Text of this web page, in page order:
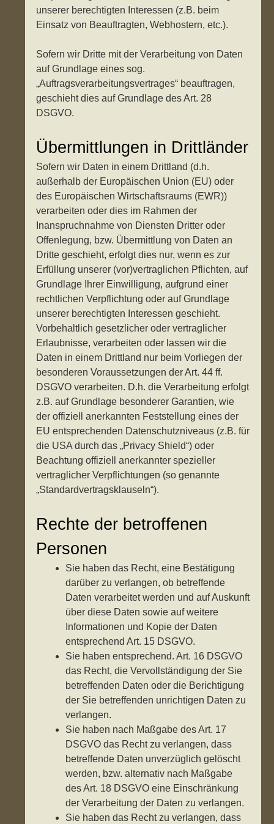
unserer berechtigten Interessen (z.B. beim
Einsatz von Beauftragten, Webhostern, etc.).
Sofern wir Dritte mit der Verarbeitung von Daten
auf Grundlage eines sog.
„Auftragsverarbeitungsvertrages“ beauftragen,
geschieht dies auf Grundlage des Art. 28
DSGVO.
Übermittlungen in Drittländer
Sofern wir Daten in einem Drittland (d.h.
außerhalb der Europäischen Union (EU) oder
des Europäischen Wirtschaftsraums (EWR))
verarbeiten oder dies im Rahmen der
Inanspruchnahme von Diensten Dritter oder
Offenlegung, bzw. Übermittlung von Daten an
Dritte geschieht, erfolgt dies nur, wenn es zur
Erfüllung unserer (vor)vertraglichen Pflichten, auf
Grundlage Ihrer Einwilligung, aufgrund einer
rechtlichen Verpflichtung oder auf Grundlage
unserer berechtigten Interessen geschieht.
Vorbehaltlich gesetzlicher oder vertraglicher
Erlaubnisse, verarbeiten oder lassen wir die
Daten in einem Drittland nur beim Vorliegen der
besonderen Voraussetzungen der Art. 44 ff.
DSGVO verarbeiten. D.h. die Verarbeitung erfolgt
z.B. auf Grundlage besonderer Garantien, wie
der offiziell anerkannten Feststellung eines der
EU entsprechenden Datenschutzniveaus (z.B. für
die USA durch das „Privacy Shield“) oder
Beachtung offiziell anerkannter spezieller
vertraglicher Verpflichtungen (so genannte
„Standardvertragsklauseln“).
Rechte der betroffenen
Personen
Sie haben das Recht, eine Bestätigung
darüber zu verlangen, ob betreffende
Daten verarbeitet werden und auf Auskunft
über diese Daten sowie auf weitere
Informationen und Kopie der Daten
entsprechend Art. 15 DSGVO.
Sie haben entsprechend. Art. 16 DSGVO
das Recht, die Vervollständigung der Sie
betreffenden Daten oder die Berichtigung
der Sie betreffenden unrichtigen Daten zu
verlangen.
Sie haben nach Maßgabe des Art. 17
DSGVO das Recht zu verlangen, dass
betreffende Daten unverzüglich gelöscht
werden, bzw. alternativ nach Maßgabe
des Art. 18 DSGVO eine Einschränkung
der Verarbeitung der Daten zu verlangen.
Sie haben das Recht zu verlangen, dass